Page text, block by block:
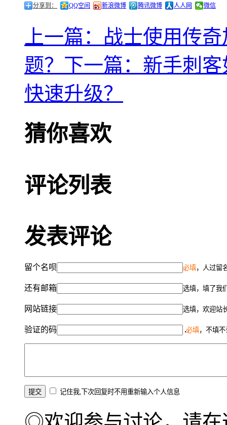
分享到： QQ空间 新浪微博 腾讯微博 人人网 微信
上一篇：战士使用传
题？ 下一篇：新手刺
快速升级？
猜你喜欢
评论列表
发表评论
留个名呗 必填，人过留
还有邮箱 选填，填了我
网站链接 选填，欢迎站
验证的码 必填，不填
记住我,下次回复时不用重新输入个人信息